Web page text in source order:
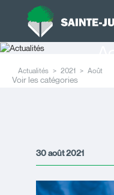
Actualités 2021 Août
Voir les catégories
30 août 2021